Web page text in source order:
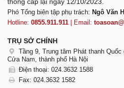
Phó Tổng biên tập phụ trách: Ngô Văn
Hotline: 0855.911.911 | Email:
TRỤ SỞ CHÍNH
Tầng 9, Trung tâm Phát thanh
Cửa Nam, thành phố Hà Nội
Điện thoại: 024.3632 1588
Fax: 024.3632 1582